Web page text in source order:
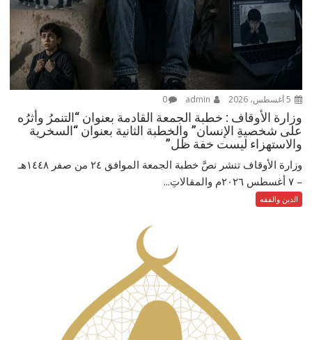
0
وزارة الأوقاف : خطبة الجمعة القادمة بعنوان “التنمرُ وأثرُه
على شخصيةِ الإنسان” والخطبة الثانية بعنوان “السخرية
والاستهزاء ليست خفة ظل”
وزارة الأوقاف تنشر نصَّ خطبة الجمعة الموافق ٢٤ من صفر ١٤٤٨هـ
– ‏٧ أغسطس ٢٠٢٦م والمقالاتِ...
الدين والفقه